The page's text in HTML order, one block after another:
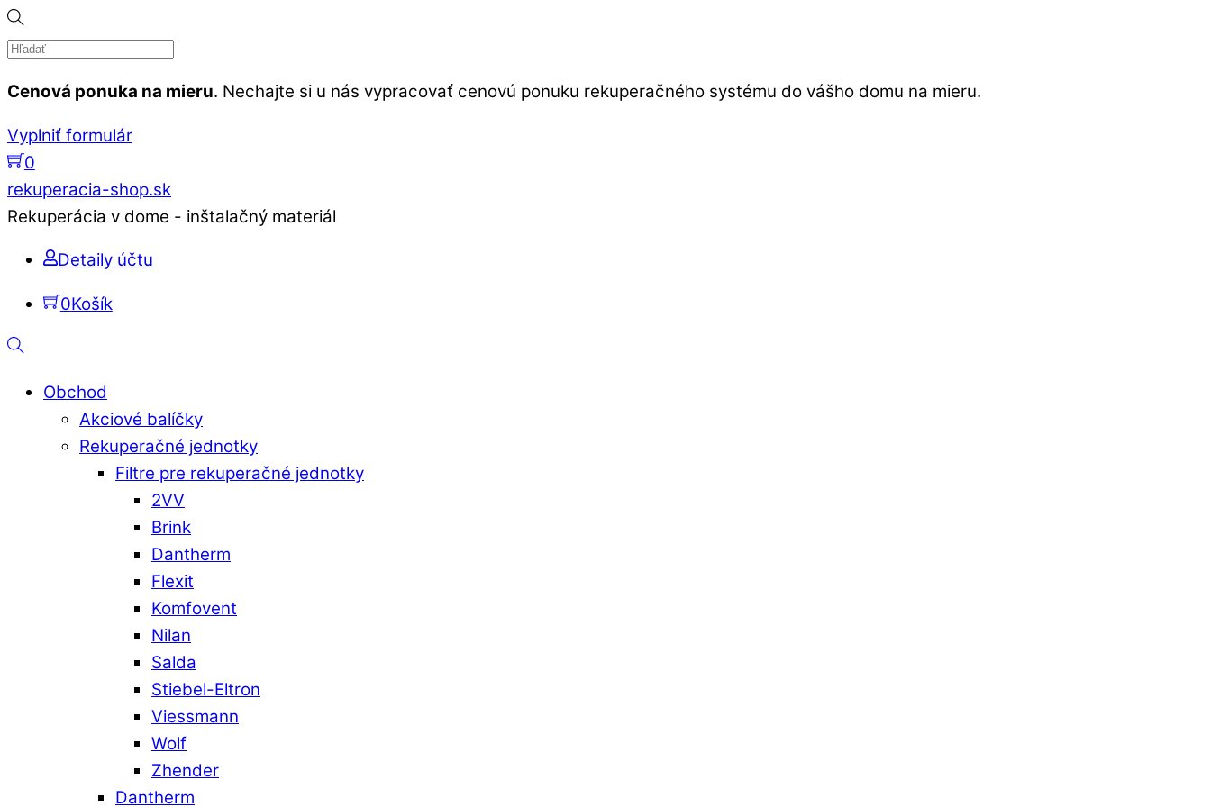
Skip
to
Cenová ponuka na mieru. Nechajte si u nás vypracovať cenovú ponuku rekuperačného systému do vášho domu na mieru.
Vyplniť formulár
0
Menu
rekuperacia-shop.sk
Rekuperácia v dome - inštalačný materiál
Detaily účtu
0Košík
Hľadať
Obchod
Akciové balíčky
Rekuperačné jednotky
Filtre pre rekuperačné jednotky
2VV
Brink
Dantherm
Flexit
Komfovent
Nilan
Salda
Stiebel-Eltron
Viessmann
Wolf
Zhender
Dantherm